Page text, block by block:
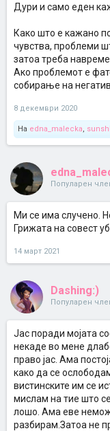
Дури и само еден
Како што е кажано
чувства, проблеми
затоа треба
Ако проблемот е
собирање на
8 декември 2020
На edna_malecka,
Популарен
Ми се има случено.
Грижата на совест
14 март 2021
Dashing:)
Популарен
Јас поради мојата
некаде во мене
право јас. Ама
како да се
вистинските им се
мислам на тие што
лошо. Ама еве
разбирам.Затоа не